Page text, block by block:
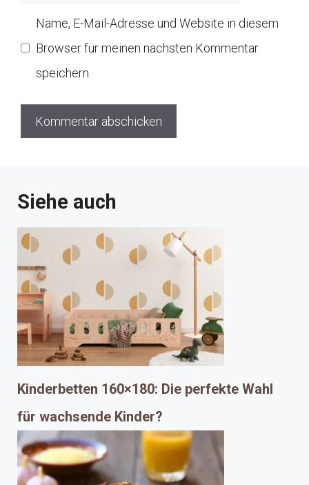
Name, E-Mail-Adresse und Website in diesem
Browser für meinen nächsten Kommentar
speichern.
Siehe auch
Kinderbetten 160×180: Die perfekte Wahl
für wachsende Kinder?